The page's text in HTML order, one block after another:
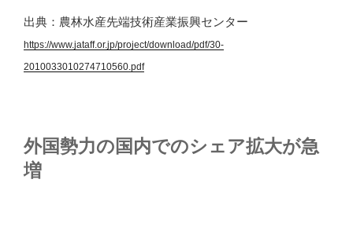
出典：農林水産先端技術産業振興センター
https://www.jataff.or.jp/project/download/pdf/30-
2010033010274710560.pdf
外国勢力の国内でのシェア拡大が急
増